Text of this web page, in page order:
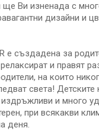
ще Ви изненада с
дизайни и
е създадена за
и правят
на които
света! Детските
и много
при всякакви
деня.